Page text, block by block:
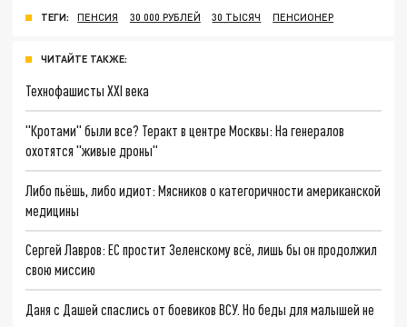
ТЕГИ: ПЕНСИЯ 30 000 РУБЛЕЙ 30 ТЫСЯЧ ПЕНСИОНЕР
ЧИТАЙТЕ ТАКЖЕ:
Технофашисты XXI века
"Кротами" были все? Теракт в центре Москвы: На генералов
охотятся "живые дроны"
Либо пьёшь, либо идиот: Мясников о категоричности американской
медицины
Сергей Лавров: ЕС простит Зеленскому всё, лишь бы он продолжил
свою миссию
Даня с Дашей спаслись от боевиков ВСУ. Но беды для малышей не